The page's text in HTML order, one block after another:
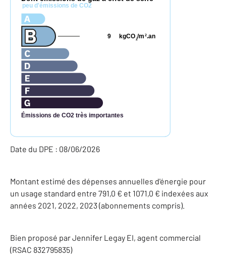
peu d'émissions de CO2
Émissions de CO2 très importantes
kgCO2/m 2.an
9
Date du DPE : 08/06/2026
Montant estimé des dépenses annuelles d'énergie pour
un usage standard entre 791,0 € et 1071,0 € indexées aux
années 2021, 2022, 2023 (abonnements compris).
Bien proposé parJennifer Legay EI, agent commercial
(RSAC 832795835)